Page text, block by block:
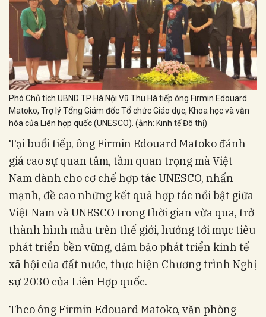
Phó Chủ tịch UBND TP Hà Nội Vũ Thu Hà tiếp ông Firmin Edouard
Matoko, Trợ lý Tổng Giám đốc Tổ chức Giáo dục, Khoa học và văn
hóa của Liên hợp quốc (UNESCO). (ảnh: Kinh tế Đô thị)
Tại buổi tiếp, ông Firmin Edouard Matoko đánh
giá cao sự quan tâm, tầm quan trọng mà Việt
Nam dành cho cơ chế hợp tác UNESCO, nhấn
mạnh, đề cao những kết quả hợp tác nổi bật giữa
Việt Nam và UNESCO trong thời gian vừa qua, trở
thành hình mẫu trên thế giới, hướng tới mục tiêu
phát triển bền vững, đảm bảo phát triển kinh tế
xã hội của đất nước, thực hiện Chương trình Nghị
sự 2030 của Liên Hợp quốc.
Theo ông Firmin Edouard Matoko, văn phòng